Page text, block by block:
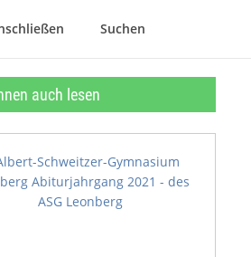
Suchen
auch lesen